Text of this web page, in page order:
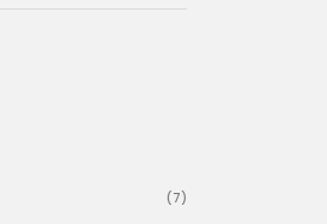
(7)